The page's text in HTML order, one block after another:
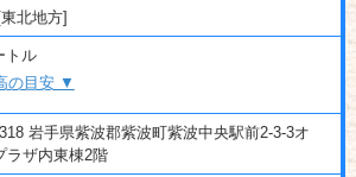
北地方]
トル
の目安 ▼
岩手県紫波郡紫波町紫波中央駅前2-3-3オ
ラザ内東棟2階